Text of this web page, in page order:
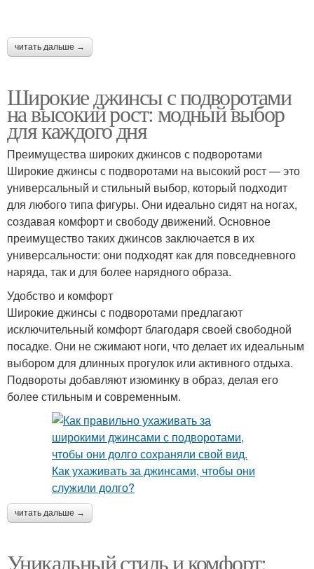
читать дальше →
Широкие джинсы с подворотами
на высокий рост: модный выбор
для каждого дня
Преимущества широких джинсов с подворотами
Широкие джинсы с подворотами на высокий рост — это
универсальный и стильный выбор, который подходит
для любого типа фигуры. Они идеально сидят на ногах,
создавая комфорт и свободу движений. Основное
преимущество таких джинсов заключается в их
универсальности: они подходят как для повседневного
наряда, так и для более нарядного образа.
Удобство и комфорт
Широкие джинсы с подворотами предлагают
исключительный комфорт благодаря своей свободной
посадке. Они не сжимают ноги, что делает их идеальным
выбором для длинных прогулок или активного отдыха.
Подвороты добавляют изюминку в образ, делая его
более стильным и современным.
читать дальше →
Уникальный стиль и комфорт: